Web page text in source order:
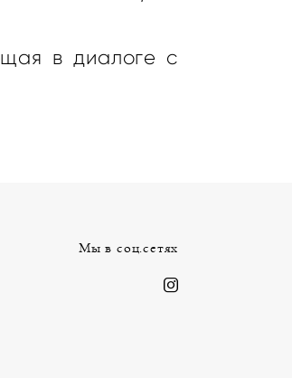
в диалоге с
Мы в соц.сетях